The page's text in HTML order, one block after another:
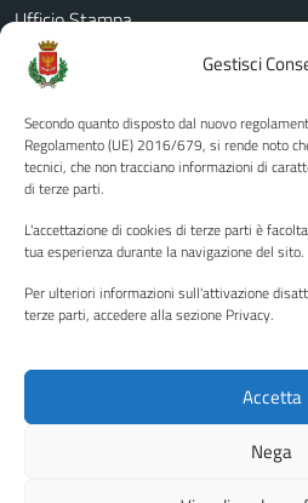
Gestisci
Secondo quanto disposto dal nuovo
Regolamento (UE) 2016/679, si rende noto
tecnici, che non tracciano informazioni di
di terze parti.
L'accettazione di cookies di terze parti è
tua esperienza durante la navigazione del sito.
Per ulteriori informazioni sull'attivazione
terze parti, accedere alla sezione Privacy.
Accetta
Nega
Ufficio Stampa
Amministrazione Trasparente
Albo pretorio
Informativa privacy
Note legali
Piano di miglioramento del sito
Instagram